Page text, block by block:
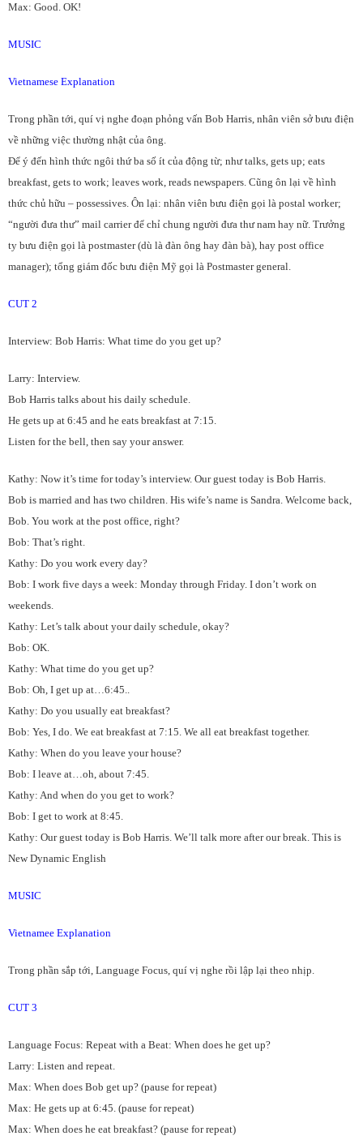
Max: Good. OK!
MUSIC
Vietnamese Explanation
Trong phần tới, quí vị nghe đoạn phỏng vấn Bob Harris, nhân viên sở bưu điện
về những việc thường nhật của ông.
Để ý đến hình thức ngôi thứ ba số ít của động từ; như talks, gets up; eats
breakfast, gets to work; leaves work, reads newspapers. Cũng ôn lại về hình
thức chủ hữu – possessives. Ôn lại: nhân viên bưu điện gọi là postal worker;
“người đưa thư” mail carrier để chỉ chung người đưa thư nam hay nữ. Trưởng
ty bưu điện gọi là postmaster (dù là đàn ông hay đàn bà), hay post office
manager); tổng giám đốc bưu điện Mỹ gọi là Postmaster general.
CUT 2
Interview: Bob Harris: What time do you get up?
Larry: Interview.
Bob Harris talks about his daily schedule.
He gets up at 6:45 and he eats breakfast at 7:15.
Listen for the bell, then say your answer.
Kathy: Now it’s time for today’s interview. Our guest today is Bob Harris.
Bob is married and has two children. His wife’s name is Sandra. Welcome back,
Bob. You work at the post office, right?
Bob: That’s right.
Kathy: Do you work every day?
Bob: I work five days a week: Monday through Friday. I don’t work on
weekends.
Kathy: Let’s talk about your daily schedule, okay?
Bob: OK.
Kathy: What time do you get up?
Bob: Oh, I get up at…6:45..
Kathy: Do you usually eat breakfast?
Bob: Yes, I do. We eat breakfast at 7:15. We all eat breakfast together.
Kathy: When do you leave your house?
Bob: I leave at…oh, about 7:45.
Kathy: And when do you get to work?
Bob: I get to work at 8:45.
Kathy: Our guest today is Bob Harris. We’ll talk more after our break. This is
New Dynamic English
MUSIC
Vietnamee Explanation
Trong phần sắp tới, Language Focus, quí vị nghe rồi lập lại theo nhịp.
CUT 3
Language Focus: Repeat with a Beat: When does he get up?
Larry: Listen and repeat.
Max: When does Bob get up? (pause for repeat)
Max: He gets up at 6:45. (pause for repeat)
Max: When does he eat breakfast? (pause for repeat)